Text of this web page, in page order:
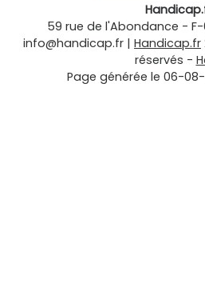
59 rue de l'Abondance -
info@handicap.fr | Handicap.fr
réservés -
Page générée le 06-08-